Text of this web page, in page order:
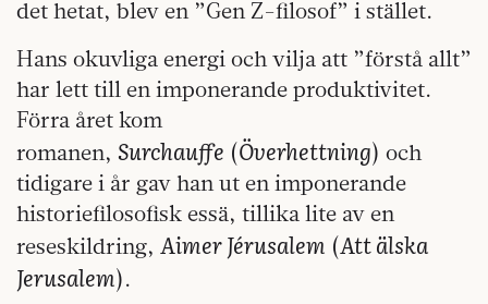
det hetat, blev en ”Gen Z-filosof” i stället.
Hans okuvliga energi och vilja att ”förstå allt”
har lett till en imponerande produktivitet.
Förra året kom
romanen, Surchauffe (Överhettning) och
tidigare i år gav han ut en imponerande
historiefilosofisk essä, tillika lite av en
reseskildring, Aimer Jérusalem (Att älska
Jerusalem).